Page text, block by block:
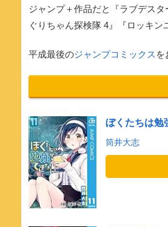
ジャンプ＋作品だと『ラブデス
ぐりちゃん探検隊 4』『ロッキン
平成最後のジャンプコミックス を
ぼくたちは勉
筒井大志